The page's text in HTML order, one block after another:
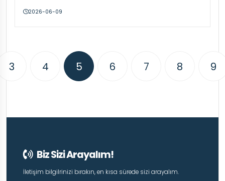
2026-06-09
3 4 5 6 7 8 9
Biz Sizi Arayalım!
İletişim bilgilrinizi bırakın, en kısa sürede sizi arayalım.